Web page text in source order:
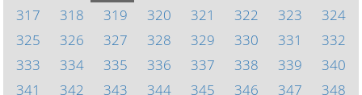
317
318 319 320 321 322 323
324
325
326 327 328 329 330 331
332
333
334 335 336 337 338 339
340
341
342 343 344 345 346 347 348